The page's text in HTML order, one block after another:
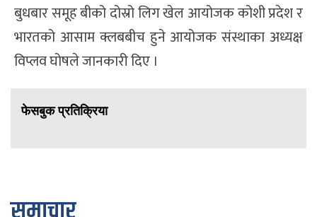
बुधबार समूह बीको दोस्रो लिग खेल आयोजक कोशी प्रदेश र
भारतको आसाम क्लबबीच हुने आयोजक संस्थाका अध्यक्ष
विप्लव घोषले जानकारी दिए ।
फेसबुक प्रतिक्रिया